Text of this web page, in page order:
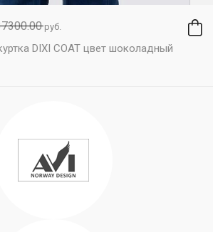
руб.
DIXI COAT цвет шоколадный